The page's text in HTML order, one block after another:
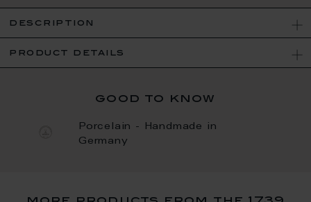
description
product details
good to know
Porcelain - Handmade in
Germany